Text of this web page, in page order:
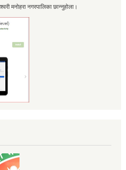
मनोहरा नगरपालिका छान्नुहोला।